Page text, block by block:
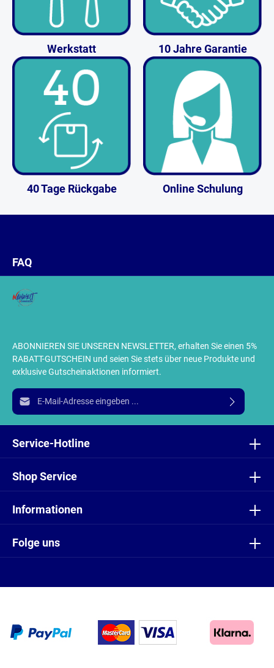
Werkstatt 10 Jahre Garantie
40 Tage Rückgabe Online Schulung
ABONNIEREN SIE UNSEREN NEWSLETTER, erhalten Sie einen 5%
RABATT-GUTSCHEIN und seien Sie stets über neue Produkte und
exklusive Gutscheinaktionen informiert.
E-Mail-Adresse*
Ich habe dieDatenschutzbestimmungenzur Kenntnis
einverstanden.
Folge uns
Service-Hotline
Shop Service
Informationen
FAQ